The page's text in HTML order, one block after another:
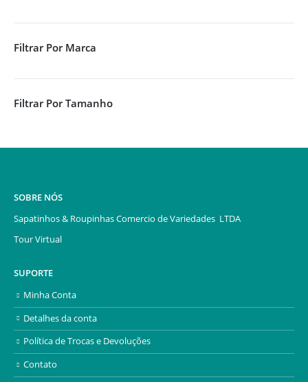
Filtrar Por Marca
Filtrar Por Tamanho
SOBRE NÓS
Sapatinhos & Roupinhas Comercio de Variedades LTDA
Tour Virtual
SUPORTE
Minha Conta
Detalhes da conta
Política de Trocas e Devoluções
Contato